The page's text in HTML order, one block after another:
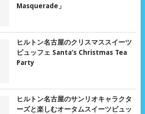
Masquerade」
ヒルトン名古屋のクリスマススイーツ
ビュッフェ Santa’s Christmas Tea
Party
ヒルトン名古屋のサンリオキャラクタ
ーズと楽しむオータムスイーツビュッ